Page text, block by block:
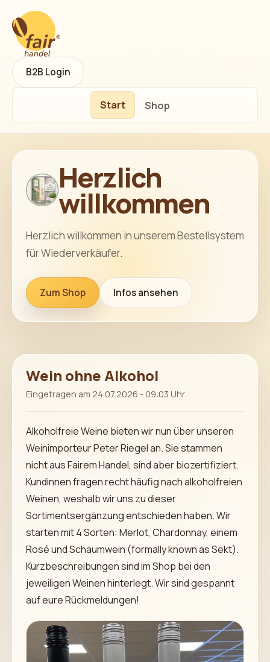
Start Shop
B2B Login
Herzlich
willkommen
Herzlich willkommen in unserem Bestellsystem
für Wiederverkäufer.
Zum Shop Infos ansehen
Wein ohne Alkohol
Eingetragen am 24.07.2026 - 09:03 Uhr
Alkoholfreie Weine bieten wir nun über unseren
Weinimporteur Peter Riegel an. Sie stammen
nicht aus Fairem Handel, sind aber biozertifiziert.
Kundinnen fragen recht häufig nach alkoholfreien
Weinen, weshalb wir uns zu dieser
Sortimentsergänzung entschieden haben. Wir
starten mit 4 Sorten: Merlot, Chardonnay, einem
Rosé und Schaumwein (formally known as Sekt).
Kurzbeschreibungen sind im Shop bei den
jeweiligen Weinen hinterlegt. Wir sind gespannt
auf eure Rückmeldungen!